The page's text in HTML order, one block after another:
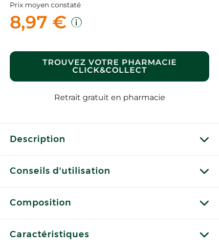
Prix moyen constaté
8,97 €
TROUVEZ VOTRE PHARMACIE
CLICK&COLLECT
Retrait gratuit en pharmacie
Description
Conseils d'utilisation
Composition
Caractéristiques